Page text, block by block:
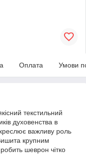
Оплата Умови
текстильний
духовенства в
важливу роль
крупним
шеврон чітко